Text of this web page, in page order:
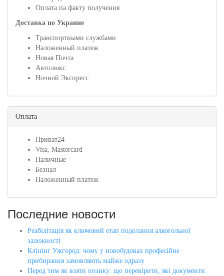
Оплата па факту получения
Доставка по Украине
Транспортными службами
Наложенный платеж
Новая Почта
Автолюкс
Ночной Экспресс
Оплата
Приват24
Visa, Mastercard
Наличные
Безнал
Наложенный платеж
Последние новости
Реабілітація як ключовий етап подолання алкогольної
залежності
Клінінг Ужгород: чому у новобудовах професійне
прибирання замовляють майже одразу
Перед тим як взяти позику: що перевірити, які документи